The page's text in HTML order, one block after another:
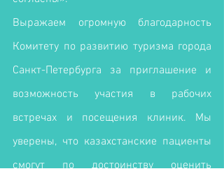
Выражаем огромную благодарность
Комитету по развитию туризма города
Санкт-Петербурга за приглашение и
возможность участия в рабочих
встречах и посещения клиник. Мы
уверены, что казахстанские пациенты
смогут по достоинству оценить